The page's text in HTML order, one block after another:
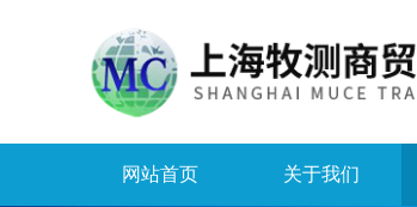
网站首页 关于我们